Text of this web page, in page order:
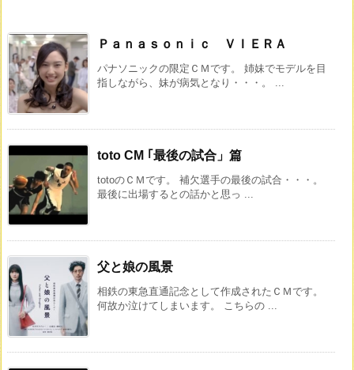
Ｐａｎａｓｏｎｉｃ ＶＩＥＲＡ
パナソニックの限定ＣＭです。 姉妹でモデルを目
指しながら、妹が病気となり・・・。 ...
toto CM ｢最後の試合」篇
totoのＣＭです。 補欠選手の最後の試合・・・。
最後に出場するとの話かと思っ ...
父と娘の風景
相鉄の東急直通記念として作成されたＣＭです。
何故か泣けてしまいます。 こちらの ...